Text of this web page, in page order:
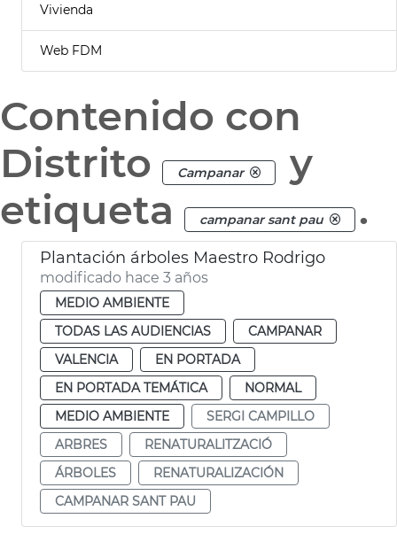
Vivienda
Web FDM
Contenido con
Distrito
Campanar
y
etiqueta
campanar sant pau .
Plantación árboles Maestro Rodrigo
modificado hace 3 años
MEDIO AMBIENTE
TODAS LAS AUDIENCIAS
CAMPANAR
VALENCIA
EN PORTADA
EN PORTADA TEMÁTICA
NORMAL
MEDIO AMBIENTE
SERGI CAMPILLO
ARBRES
RENATURALITZACIÓ
ÁRBOLES
RENATURALIZACIÓN
CAMPANAR SANT PAU